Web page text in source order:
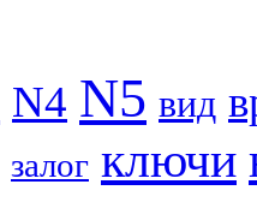
N4 N5 вид
залог ключи